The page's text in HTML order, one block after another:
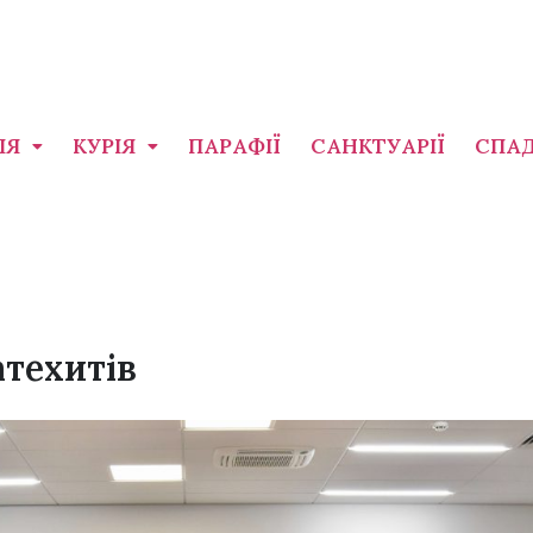
КУРІЯ ПАРАФІЇ САНКТУАРІЇ